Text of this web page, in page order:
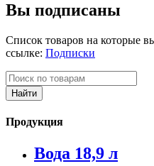
Вы подписаны
Список товаров на которые
ссылке: Подписки
Продукция
Вода 18,9 л